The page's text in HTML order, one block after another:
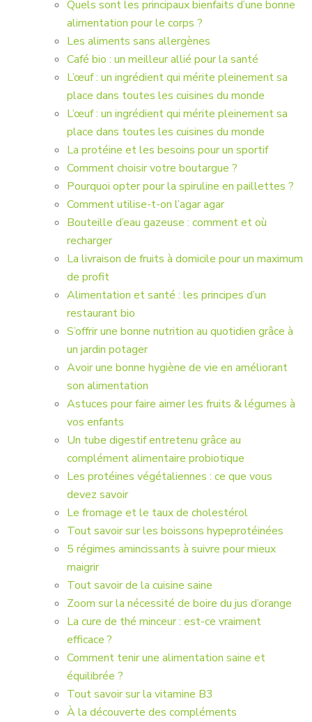
Quels sont les principaux bienfaits d’une bonne
alimentation pour le corps ?
Les aliments sans allergènes
Café bio : un meilleur allié pour la santé
L’œuf : un ingrédient qui mérite pleinement sa
place dans toutes les cuisines du monde
L’œuf : un ingrédient qui mérite pleinement sa
place dans toutes les cuisines du monde
La protéine et les besoins pour un sportif
Comment choisir votre boutargue ?
Pourquoi opter pour la spiruline en paillettes ?
Comment utilise-t-on l’agar agar
Bouteille d’eau gazeuse : comment et où
recharger
La livraison de fruits à domicile pour un maximum
de profit
Alimentation et santé : les principes d’un
restaurant bio
S’offrir une bonne nutrition au quotidien grâce à
un jardin potager
Avoir une bonne hygiène de vie en améliorant
son alimentation
Astuces pour faire aimer les fruits & légumes à
vos enfants
Un tube digestif entretenu grâce au
complément alimentaire probiotique
Les protéines végétaliennes : ce que vous
devez savoir
Le fromage et le taux de cholestérol
Tout savoir sur les boissons hypeprotéinées
5 régimes amincissants à suivre pour mieux
maigrir
Tout savoir de la cuisine saine
Zoom sur la nécessité de boire du jus d’orange
La cure de thé minceur : est-ce vraiment
efficace ?
Comment tenir une alimentation saine et
équilibrée ?
Tout savoir sur la vitamine B3
À la découverte des compléments